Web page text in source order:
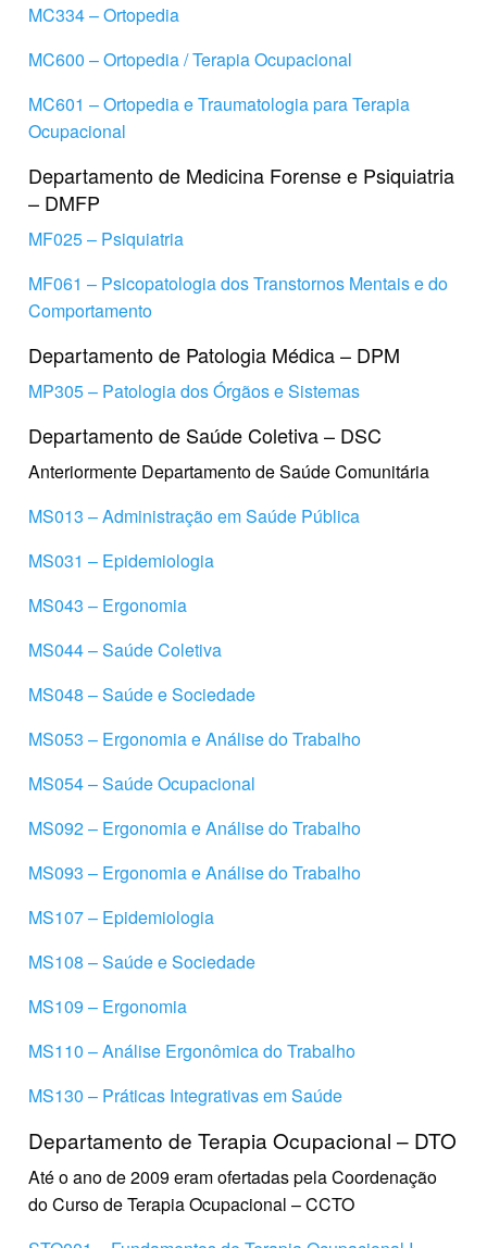
MC334 – Ortopedia
MC600 – Ortopedia / Terapia Ocupacional
MC601 – Ortopedia e Traumatologia para Terapia
Ocupacional
Departamento de Medicina Forense e Psiquiatria
– DMFP
MF025 – Psiquiatria
MF061 – Psicopatologia dos Transtornos Mentais e do
Comportamento
Departamento de Patologia Médica – DPM
MP305 – Patologia dos Órgãos e Sistemas
Departamento de Saúde Coletiva – DSC
Anteriormente Departamento de Saúde Comunitária
MS013 – Administração em Saúde Pública
MS031 – Epidemiologia
MS043 – Ergonomia
MS044 – Saúde Coletiva
MS048 – Saúde e Sociedade
MS053 – Ergonomia e Análise do Trabalho
MS054 – Saúde Ocupacional
MS092 – Ergonomia e Análise do Trabalho
MS093 – Ergonomia e Análise do Trabalho
MS107 – Epidemiologia
MS108 – Saúde e Sociedade
MS109 – Ergonomia
MS110 – Análise Ergonômica do Trabalho
MS130 – Práticas Integrativas em Saúde
Departamento de Terapia Ocupacional – DTO
Até o ano de 2009 eram ofertadas pela Coordenação
do Curso de Terapia Ocupacional – CCTO